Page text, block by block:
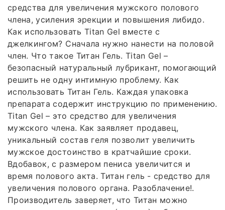
средства для увеличения мужского полового
члена, усиления эрекции и повышения либидо.
Как использовать Titan Gel вместе с
джелкингом? Сначала нужно нанести на половой
член. Что такое Титан Гель. Titan Gel –
безопасный натуральный лубрикант, помогающий
решить не одну интимную проблему. Как
использовать Титан Гель. Каждая упаковка
препарата содержит инструкцию по применению.
Titan Gel – это средство для увеличения
мужского члена. Как заявляет продавец,
уникальный состав геля позволит увеличить
мужское достоинство в кратчайшие сроки.
Вдобавок, с размером пениса увеличится и
время полового акта. Титан гель - средство для
увеличения полового органа. Разоблачение!.
Производитель заверяет, что Титан можно